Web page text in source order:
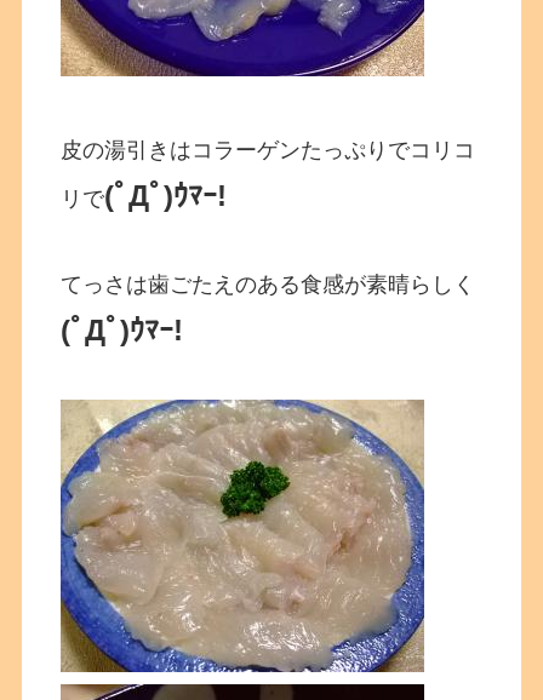
皮の湯引きはコラーゲンたっぷりでコリコ
リで(ﾟДﾟ)ｳﾏｰ!
てっさは歯ごたえのある食感が素晴らしく
(ﾟДﾟ)ｳﾏｰ!